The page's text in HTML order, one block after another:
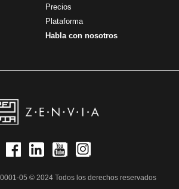
Precios
Plataforma
Habla con nosotros
05 © 2024 Todos los derechos reservados